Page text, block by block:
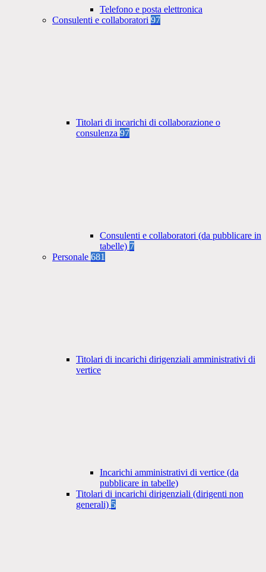
Telefono e posta elettronica
Consulenti e collaboratori 97
Titolari di incarichi di collaborazione o
consulenza 97
Consulenti e collaboratori (da pubblicare in
tabelle) 7
Personale 681
Titolari di incarichi dirigenziali amministrativi di
vertice
Incarichi amministrativi di vertice (da
pubblicare in tabelle)
Titolari di incarichi dirigenziali (dirigenti non
generali) 5